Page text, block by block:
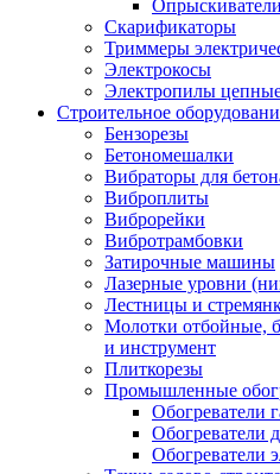
Опрыскиватели
Скарификаторы
Триммеры
Электрокосы
Электропилы
Строительное
Бензорезы
Бетономешалки
Вибраторы для
Виброплиты
Виброрейки
Вибротрамбовки
Затирочные машины
Лазерные уровни
Лестницы и
Молотки отбойные,
и инструмент
Плиткорезы
Промышленные
Обогреватели
Обогреватели
Обогреватели